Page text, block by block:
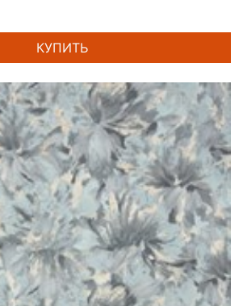
КУПИТЬ